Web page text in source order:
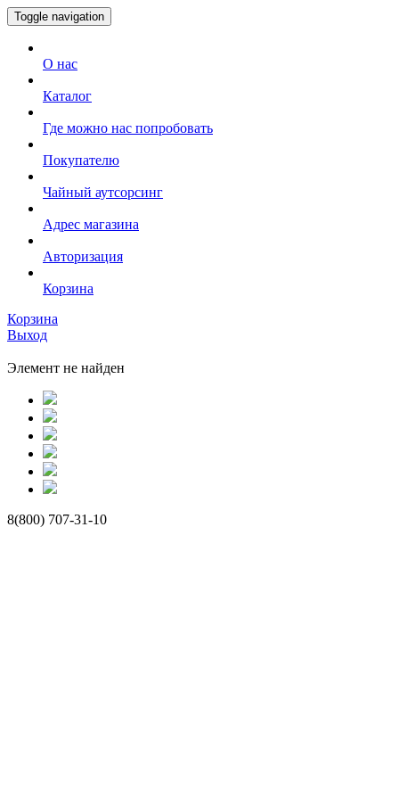
Toggle navigation
О нас
Каталог
Где можно нас попробовать
Покупателю
Чайный аутсорсинг
Адрес магазина
Авторизация
Корзина
Корзина
Выход
Элемент не найден
8(800) 707-31-10